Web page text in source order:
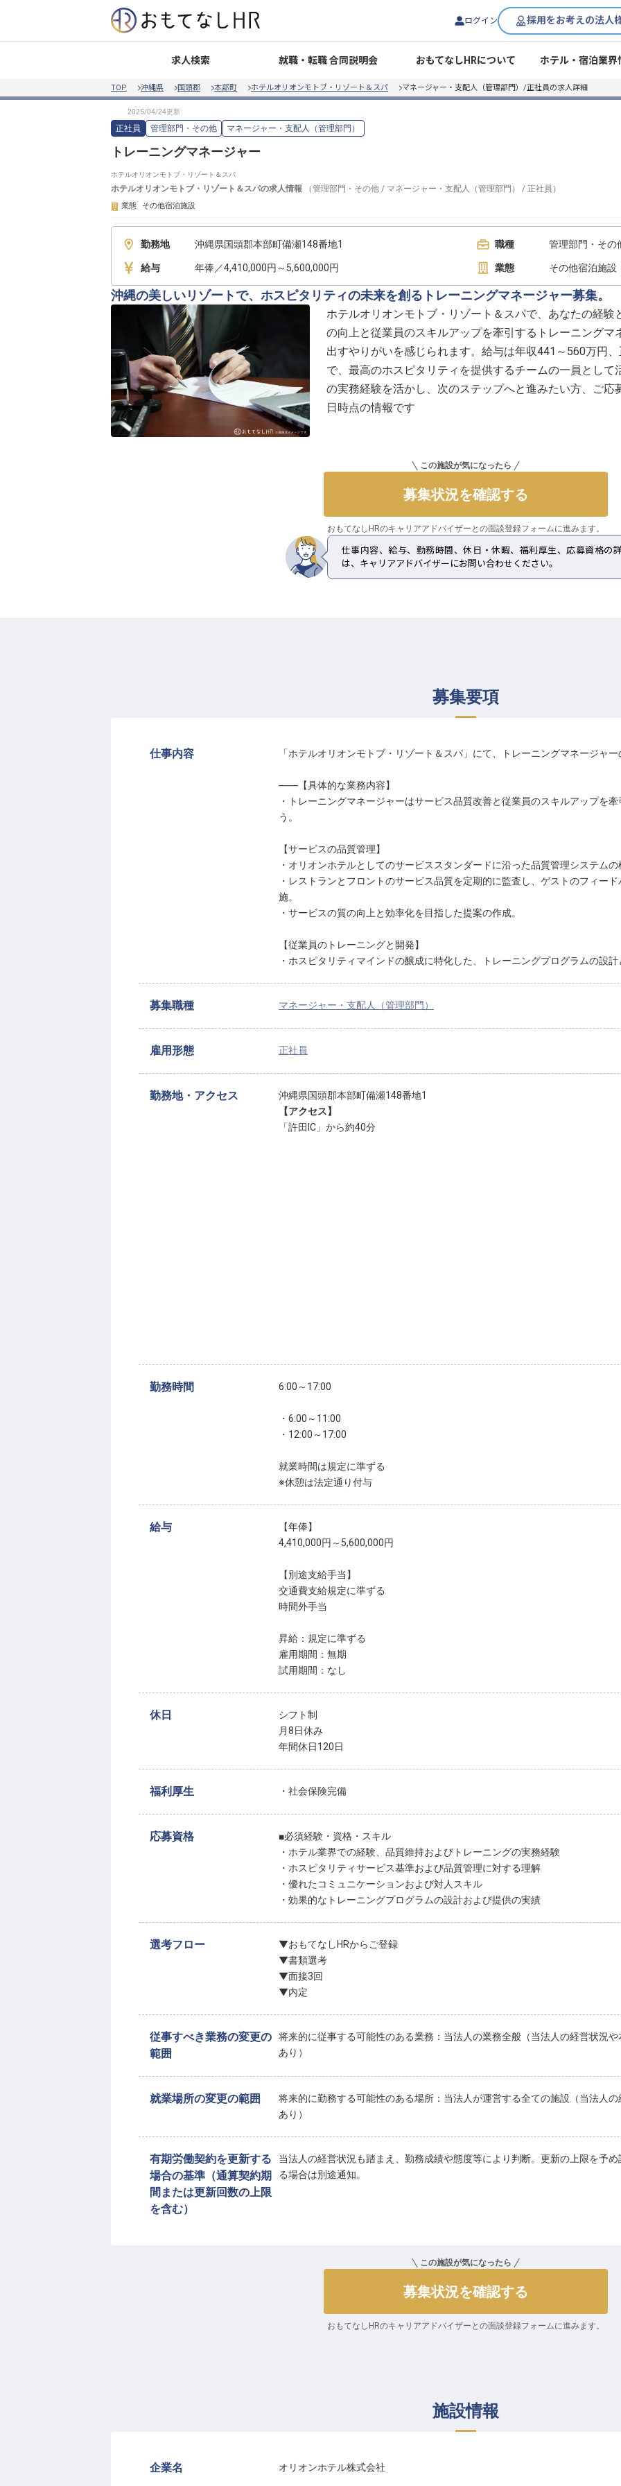
ログイン 採用をお考えの法人
求人検索 就職・転職 合同説明会 おもてなしHRについて ホテル・宿泊業界
TOP 沖縄県 国頭郡 本部町 ホテルオリオンモトブ・リゾート＆スパ マネージャー・支配人（管理部門）/正社員の求人詳細
正社員 管理部門・その他 マネージャー・支配人（管理部門）
トレーニングマネージャー
ホテルオリオンモトブ・リゾート＆スパ
ホテルオリオンモトブ・リゾート＆スパの求人情報 （管理部門・その他 / マネージャー・支配人（管理部門） / 正社員 ）
業態 その他宿泊施設
勤務地 沖縄県国頭郡本部町備瀬148番地1 職種 管理部門・その
給与 年俸／4,410,000円～5,600,000円 業態 その他宿泊施設
沖縄の美しいリゾートで、ホスピタリティの未来を創るトレーニングマネージャー募集。
ホテルオリオンモトブ・リゾート＆スパで、あなたの経
の向上と従業員のスキルアップを牽引するトレーニング
出すやりがいを感じられます。給与は年収441～560万円
で、最高のホスピタリティを提供するチームの一員とし
の実務経験を活かし、次のステップへと進みたい方、ご
日時点の情報です
この施設が気になったら
募集状況を確認する
おもてなしHRのキャリアアドバイザーとの面談登録フォームに進みます。
仕事内容、給与、勤務時間、休日・休暇、福利厚生、応募資格の
は、キャリアアドバイザーにお問い合わせください。
募集要項
仕事内容 「ホテルオリオンモトブ・リゾート＆スパ」にて、トレーニングマネージャ
――【具体的な業務内容】
・トレーニングマネージャーはサービス品質改善と従業員のスキルアップを
う。
【サービスの品質管理】
・オリオンホテルとしてのサービススタンダードに沿った品質管理システム
・レストランとフロントのサービス品質を定期的に監査し、ゲストのフィー
施。
・サービスの質の向上と効率化を目指した提案の作成。
【従業員のトレーニングと開発】
・ホスピタリティマインドの醸成に特化した、トレーニングプログラムの設
募集職種 マネージャー・支配人（管理部門）
雇用形態 正社員
勤務地・アクセス
沖縄県国頭郡本部町備瀬148番地1
【アクセス】
「許田IC」から約40分
勤務時間 6:00～17:00
・6:00～11:00
・12:00～17:00
就業時間は規定に準ずる
※休憩は法定通り付与
給与
【年俸】
4,410,000円～5,600,000円
【別途支給手当】
交通費支給規定に準ずる
時間外手当
昇給：規定に準ずる
雇用期間：無期
試用期間：なし
休日
シフト制
月8日休み
年間休日120日
福利厚生 ・社会保険完備
応募資格
■必須経験・資格・スキル
・ホテル業界での経験、品質維持およびトレーニングの実務経験
・ホスピタリティサービス基準および品質管理に対する理解
・優れたコミュニケーションおよび対人スキル
・効果的なトレーニングプログラムの設計および提供の実績
選考フロー
▼おもてなしHRからご登録
▼書類選考
▼面接3回
▼内定
従事すべき業務の変更の
範囲
将来的に従事する可能性のある業務：当法人の業務全般（当法人の経営状況
あり）
就業場所の変更の範囲
将来的に勤務する可能性のある場所：当法人が運営する全ての施設（当法人
あり）
有期労働契約を更新する
場合の基準（通算契約期
間または更新回数の上限
を含む）
当法人の経営状況も踏まえ、勤務成績や態度等により判断。更新の上限を予
る場合は別途通知。
この施設が気になったら
募集状況を確認する
おもてなしHRのキャリアアドバイザーとの面談登録フォームに進みます。
施設情報
企業名 オリオンホテル株式会社